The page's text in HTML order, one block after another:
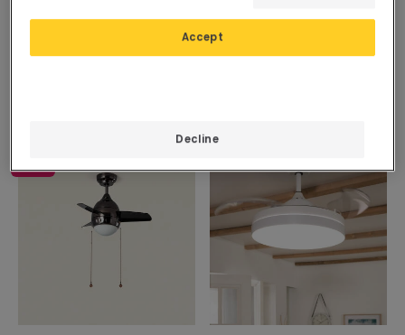
PROMO PROMO
LED-Deckenventilator
Decline
Accept